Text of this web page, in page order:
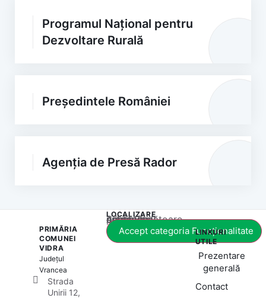
Programul Național pentru
Dezvoltare Rurală
Președintele României
Agenția de Presă Rador
PRIMĂRIA
COMUNEI
VIDRA
Județul
Vrancea
Strada
Unirii 12,
LOCALIZARE
Acest conținut este blocat până când acceptați categoria corespunzătoare de cookie-uri.
Accept categoria Funcționalitate
LINKURI
UTILE
Prezentare
generală
Contact